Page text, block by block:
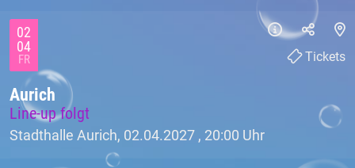
02
04
FR
Aurich
Line-up folgt
Stadthalle Aurich, 02.04.2027 , 20:00 Uhr
Tickets